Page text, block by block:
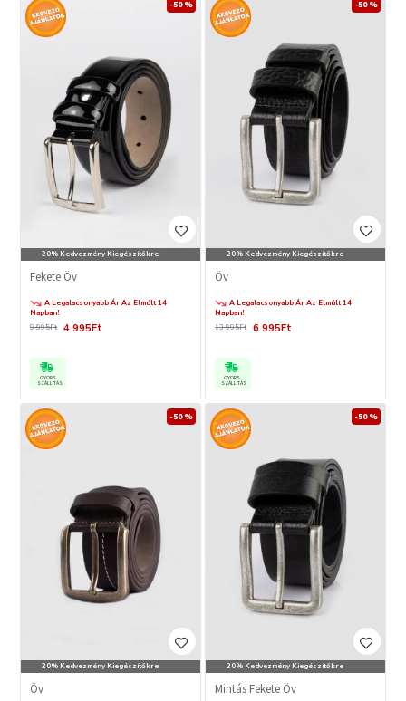
20% Kedvezmény Kiegészítőkre
-50 %
Fekete Öv
A Legalacsonyabb Ár Az Elmúlt 14
Napban!
4 995Ft
9 995Ft
GYORS
SZÁLLÍTÁS
20% Kedvezmény Kiegészítőkre
-50 %
Öv
A Legalacsonyabb Ár Az Elmúlt 14
Napban!
6 995Ft
13 995Ft
GYORS
SZÁLLÍTÁS
20% Kedvezmény Kiegészítőkre
-50 %
Öv
20% Kedvezmény Kiegészítőkre
-50 %
Mintás Fekete Öv